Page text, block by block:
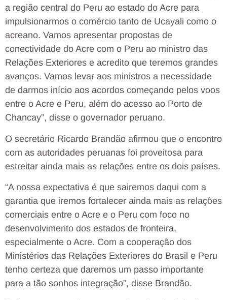
a região central do Peru ao estado do Acre para
impulsionarmos o comércio tanto de Ucayali como o
acreano. Vamos apresentar propostas de
conectividade do Acre com o Peru ao ministro das
Relações Exteriores e acredito que teremos grandes
avanços. Vamos levar aos ministros a necessidade
de darmos início aos acordos começando pelos voos
entre o Acre e Peru, além do acesso ao Porto de
Chancay”, disse o governador peruano.
O secretário Ricardo Brandão afirmou que o encontro
com as autoridades peruanas foi proveitosa para
estreitar ainda mais as relações entre os dois países.
“A nossa expectativa é que sairemos daqui com a
garantia que iremos fortalecer ainda mais as relações
comerciais entre o Acre e o Peru com foco no
desenvolvimento dos estados de fronteira,
especialmente o Acre. Com a cooperação dos
Ministérios das Relações Exteriores do Brasil e Peru
tenho certeza que daremos um passo importante
para a tão sonhos integração”, disse Brandão.